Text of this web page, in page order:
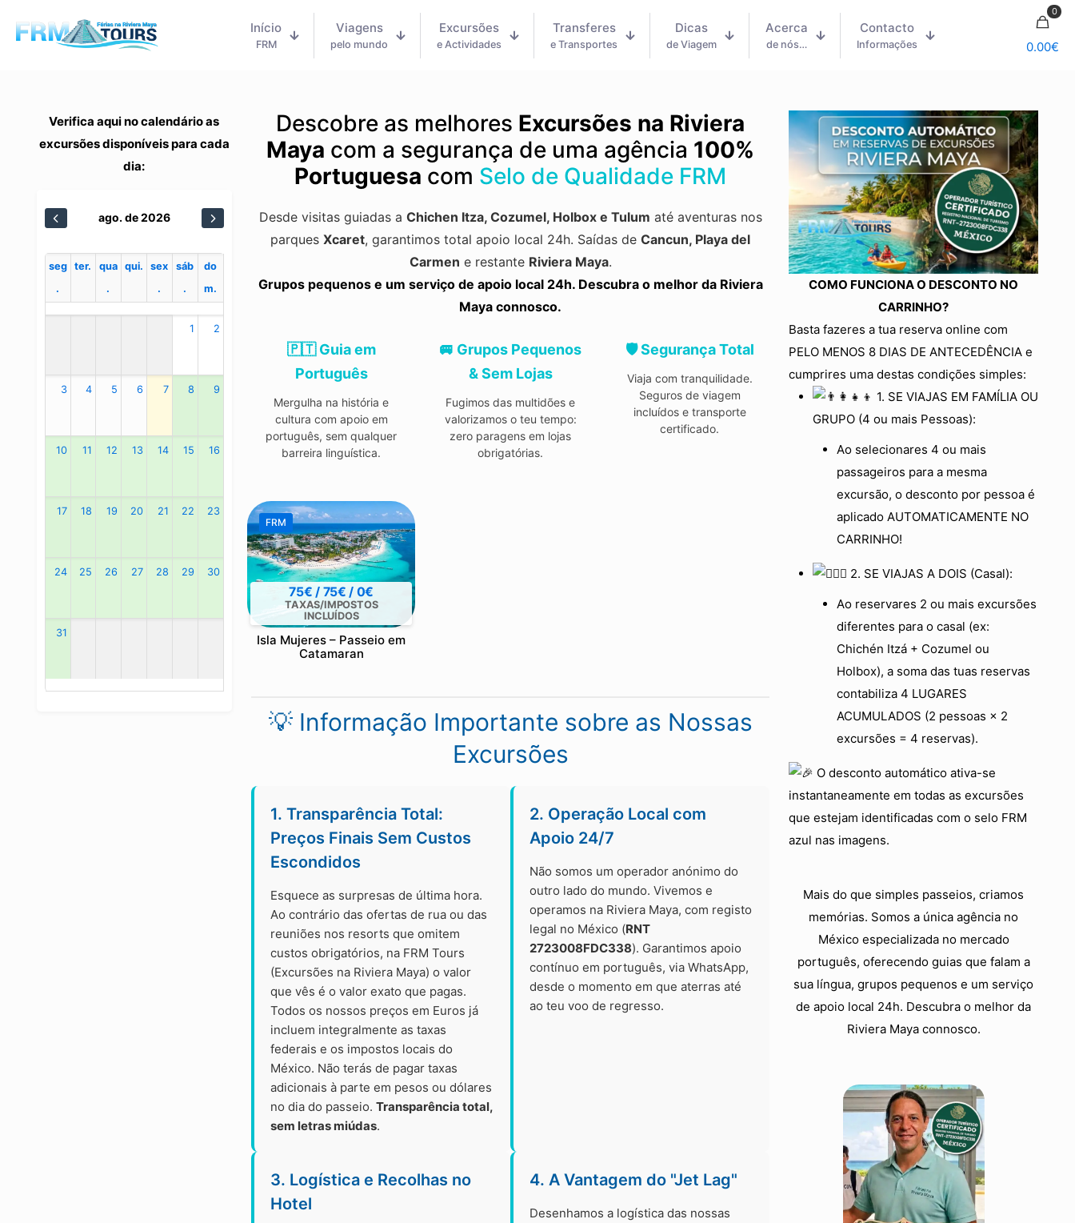
Início
FRM
Viagens
pelo mundo
Excursões
e Actividades
Transferes
e Transportes
Dicas
de Viagem
Acerca
de nós…
Contacto
Informações
0
0.00€
Verifica aqui no calendário as
excursões disponíveis para cada
dia:
ago. de 2026
seg
.
ter.
qua
.
qui.
sex
.
sáb
.
do
m.
1 2
3 4 5 6 7 8 9
10 11 12 13 14 15 16
17 18 19 20 21 22 23
24 25 26 27 28 29 30
31
Descobre as melhores Excursões na Riviera
Maya com a segurança de uma agência 100%
Portuguesa com Selo de Qualidade FRM
Desde visitas guiadas a Chichen Itza, Cozumel, Holboxe Tulum até aventuras nos
parquesXcaret, garantimos total apoio local 24h. Saídas deCancun, Playa del
Carmen e restante Riviera Maya.
Grupos pequenos e um serviço de apoio local 24h. Descubra o melhor da Riviera
Maya connosco.
🇵🇹 Guia em
Português
Mergulha na história e
cultura com apoio em
português, sem qualquer
barreira linguística.
🚐 Grupos Pequenos
& Sem Lojas
Fugimos das multidões e
valorizamos o teu tempo:
zero paragens em lojas
obrigatórias.
🛡️ Segurança Total
Viaja com tranquilidade.
Seguros de viagem
incluídos e transporte
certificado.
FRM
75€ / 75€ / 0€
TAXAS/IMPOSTOS
INCLUÍDOS
Isla Mujeres – Passeio em
Catamaran
💡 Informação Importante sobre as Nossas
Excursões
1. Transparência Total:
Preços Finais Sem Custos
Escondidos
Esquece as surpresas de última hora.
Ao contrário das ofertas de rua ou das
reuniões nos resorts que omitem
custos obrigatórios, na FRM Tours
(Excursões na Riviera Maya) o valor
que vês é o valor exato que pagas.
Todos os nossos preços em Euros já
incluem integralmente as taxas
federais e os impostos locais do
México. Não terás de pagar taxas
adicionais à parte em pesos ou dólares
no dia do passeio.Transparência total,
sem letras miúdas.
2. Operação Local com
Apoio 24/7
Não somos um operador anónimo do
outro lado do mundo. Vivemos e
operamos na Riviera Maya, com registo
legal no México (RNT
2723008FDC338). Garantimos apoio
contínuo em português, via WhatsApp,
desde o momento em que aterras até
ao teu voo de regresso.
3. Logística e Recolhas no
Hotel
4. A Vantagem do "Jet Lag"
Desenhamos a logística das nossas
COMO FUNCIONA O DESCONTO NO
CARRINHO?
Basta fazeres a tua reserva online com
PELO MENOS 8 DIAS DE ANTECEDÊNCIA e
cumprires uma destas condições simples:
1. SE VIAJAS EM FAMÍLIA OU
GRUPO (4 ou mais Pessoas):
Ao selecionares 4 ou mais
passageiros para a mesma
excursão, o desconto por pessoa é
aplicado AUTOMATICAMENTE NO
CARRINHO!
2. SE VIAJAS A DOIS (Casal):
Ao reservares 2 ou mais excursões
diferentes para o casal (ex:
Chichén Itzá + Cozumel ou
Holbox), a soma das tuas reservas
contabiliza 4 LUGARES
ACUMULADOS (2 pessoas × 2
excursões = 4 reservas).
O desconto automático ativa-se
instantaneamente em todas as excursões
que estejam identificadas com o selo FRM
azul nas imagens.
Mais do que simples passeios, criamos
memórias. Somos a única agência no
México especializada no mercado
português, oferecendo guias que falam a
sua língua, grupos pequenos e um serviço
de apoio local 24h. Descubra o melhor da
Riviera Maya connosco.